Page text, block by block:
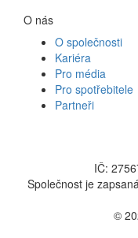
O nás
O společnosti
Kariéra
Pro média
Pro spotřebitele
Partneři
IČ:
Společnost je
©